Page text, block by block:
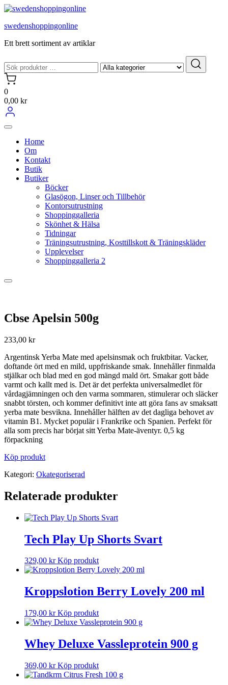
Hoppa
innehållet
swedenshoppingonline
Ett brett sortiment av artiklar
0
0,00 kr
Home
Om
Kontakt
Butik
Butiker
Böcker
Glasögon, Linser och Tillbehör
Kontorsutrustning
Shoppinggalleria
Skönhet & Hälsa
Tidningar
Träningsutrustning, Kosttillskott & Träningskläder
Upplevelser
Shoppinggalleria 2
Cbse Apelsin 500g
233,00 kr
Argentinsk Yerba Mate med apelsinsmak och fruktbitar. Vacker,
doftande ört med en mild, uppfriskande smak. Innehåller finmalda
stjälkar och blad med en god mängd mald ört. Smakar gott både
varmt och kallt med is. Det är det perfekta universalmedlet för
vårdagjämningen och den varma sommaren, stimulerar och släcker
snabbt törsten, och kommer definitivt inte att göra fans av smaksatt
yerba mate besvikna. Innehåller hälften av det dagliga behovet av
vitamin B1. Mycket populär i Frankrike och Spanien. Perfekt för
alla som precis har börjat sitt Yerba Mate-äventyr. 0,5 kg
förpackning
Köp produkt
Kategori: Okategoriserad
Relaterade produkter
Tech Play Up Shorts Svart
329,00 kr Köp produkt
Kroppslotion Berry Lovely 200 ml
179,00 kr Köp produkt
Whey Deluxe Vassleprotein 900 g
369,00 kr Köp produkt